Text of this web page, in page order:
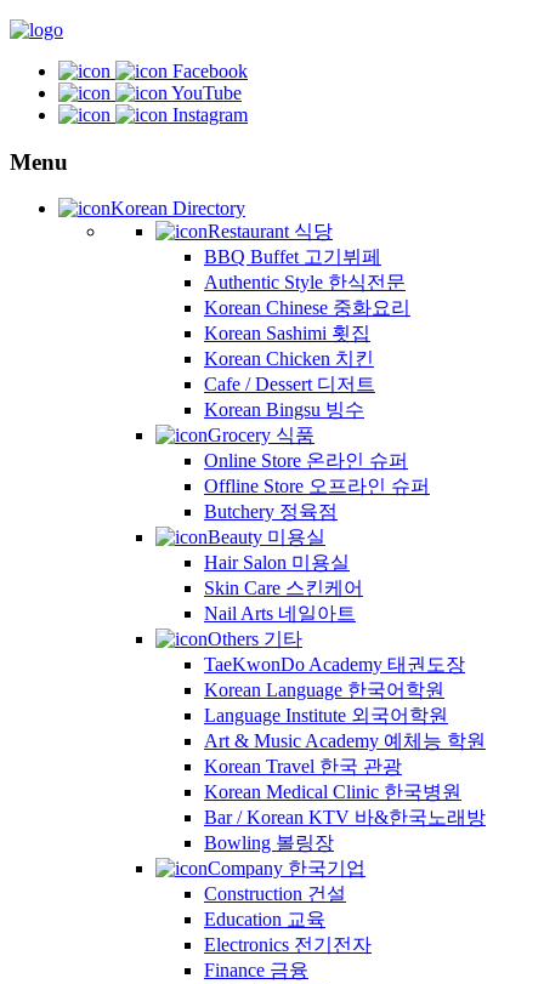
Facebook
YouTube
Instagram
Menu
Korean Directory
Restaurant 식당
BBQ Buffet 고기뷔페
Authentic Style 한식전문
Korean Chinese 중화요리
Korean Sashimi 횟집
Korean Chicken 치킨
Cafe / Dessert 디저트
Korean Bingsu 빙수
Grocery 식품
Online Store 온라인 슈퍼
Offline Store 오프라인 슈퍼
Butchery 정육점
Beauty 미용실
Hair Salon 미용실
Skin Care 스킨케어
Nail Arts 네일아트
Others 기타
TaeKwonDo Academy 태권도장
Korean Language 한국어학원
Language Institute 외국어학원
Art & Music Academy 예체능 학원
Korean Travel 한국 관광
Korean Medical Clinic 한국병원
Bar / Korean KTV 바&한국노래방
Bowling 볼링장
Company 한국기업
Construction 건설
Education 교육
Electronics 전기전자
Finance 금융